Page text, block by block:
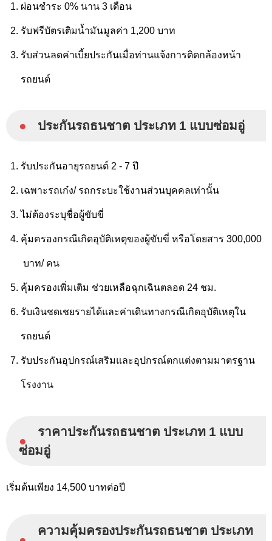
ผ่อนชำระ 0% นาน 3 เดือน
รับฟรีบัตรเติมน้ำมันมูลค่า 1,200 บาท
รับส่วนลดค่าเบี้ยประกันเมื่อท่านแจ้งการติดกล้องหน้า
รถยนต์
● ประกันรถธนชาต ประเภท 1 แบบซ่อมอู่
รับประกันอายุรถยนต์ 2 - 7 ปี
เฉพาะรถเก๋ง/ รถกระบะใช้งานส่วนบุคคลเท่านั้น
ไม่ต้องระบุชื่อผู้ขับขี่
คุ้มครองกรณีเกิดอุบัติเหตุของผู้ขับขี่ หรือโดยสาร 300,000
บาท/ คน
คุ้มครองเพิ่มเติม ช่วยเหลือฉุกเฉินตลอด 24 ชม.
รับเงินชดเชยรายได้และค่าเดินทางกรณีเกิดอุบัติเหตุใน
รถยนต์
รับประกันอุปกรณ์เสริมและอุปกรณ์ตกแต่งตามมาตรฐาน
โรงงาน
●
ราคาประกันรถธนชาต ประเภท 1 แบบ
ซ่อมอู่
เริ่มต้นเพียง 14,500 บาทต่อปี
ความคุ้มครองประกันรถธนชาต ประเภท